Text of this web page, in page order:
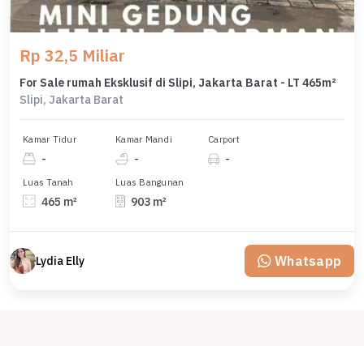
Rp 32,5 Miliar
For Sale rumah Eksklusif di Slipi, Jakarta Barat - LT 465m²
Slipi, Jakarta Barat
Kamar Tidur
-
Kamar Mandi
-
Carport
-
Luas Tanah
465 m²
Luas Bangunan
903 m²
Lydia Elly Whatsapp